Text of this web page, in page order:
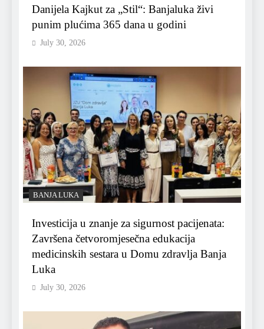
Danijela Kajkut za „Stil“: Banjaluka živi
punim plućima 365 dana u godini
July 30, 2026
BANJA LUKA
Investicija u znanje za sigurnost pacijenata:
Završena četvoromjesečna edukacija
medicinskih sestara u Domu zdravlja Banja
Luka
July 30, 2026